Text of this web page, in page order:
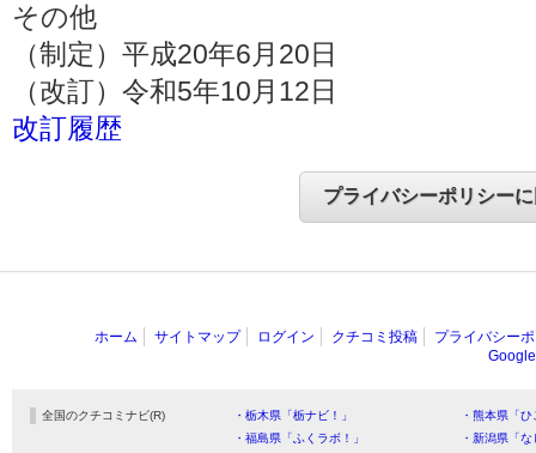
その他
（制定）平成20年6月20日
（改訂）令和5年10月12日
改訂履歴
ホーム サイトマップ ログイン クチコミ投稿
プライバシー
全国のクチコミナビ(R) ・栃木県「栃ナビ！」
・熊本県「
・福島県「ふくラボ！」
・新潟県「